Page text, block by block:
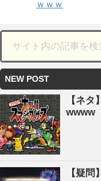
ｗｗｗ
NEW POST
【ネ
wwww
【疑